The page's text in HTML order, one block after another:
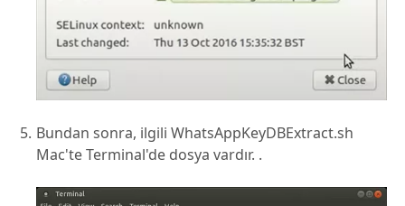
Bundan sonra, ilgili WhatsAppKeyDBExtract.sh
Mac'te Terminal'de dosya vardır. .